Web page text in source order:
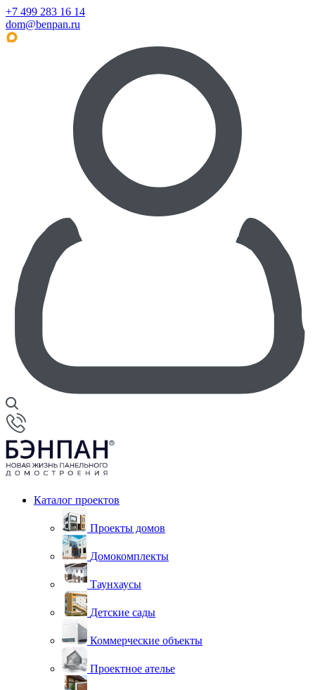
+7 499 283 16 14
dom@benpan.ru
Каталог проектов
Проекты домов
Домокомплекты
Таунхаусы
Детские сады
Коммерческие объекты
Проектное ателье